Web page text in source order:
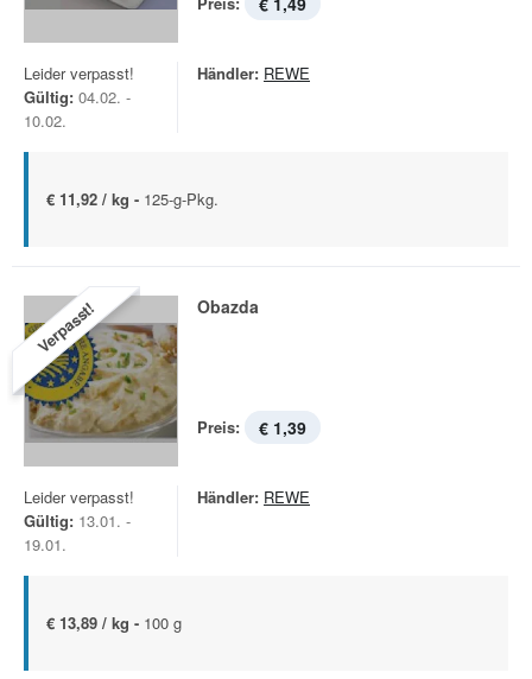
Leider verpasst!
Gültig: 04.02. -
10.02.
Händler: REWE
€ 11,92 / kg - 125-g-Pkg.
Verpasst! Obazda
Preis: € 1,39
Leider verpasst!
Gültig: 13.01. -
19.01.
Händler: REWE
€ 13,89 / kg - 100 g